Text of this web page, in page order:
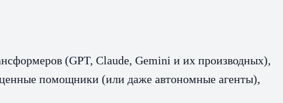
(GPT, Claude, Gemini и их производных),
помощники (или даже автономные агенты),